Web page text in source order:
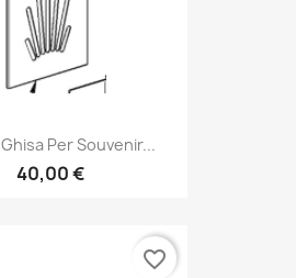
Per Souvenir...
40,00 €
favorite_border